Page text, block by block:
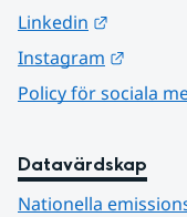
Linkedin
Instagram
Policy för sociala
Datavärdskap
Nationella